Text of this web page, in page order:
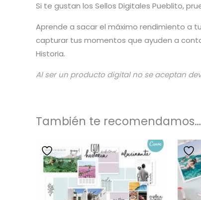
Si te gustan los Sellos Digitales Pueblito,
Aprende a sacar el máximo rendimiento a
capturar tus momentos que ayuden a
Historia.
Al ser un producto digital no se aceptan
También te recomendamos…